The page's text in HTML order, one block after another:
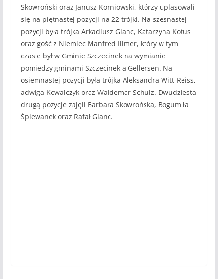
Skowroński oraz Janusz Korniowski, którzy uplasowali
się na piętnastej pozycji na 22 trójki. Na szesnastej
pozycji była trójka Arkadiusz Glanc, Katarzyna Kotus
oraz gość z Niemiec Manfred Illmer, który w tym
czasie był w Gminie Szczecinek na wymianie
pomiedzy gminami Szczecinek a Gellersen. Na
osiemnastej pozycji była trójka Aleksandra Witt-Reiss,
adwiga Kowalczyk oraz Waldemar Schulz. Dwudziesta
drugą pozycje zajęli Barbara Skowrońska, Bogumiła
Śpiewanek oraz Rafał Glanc.